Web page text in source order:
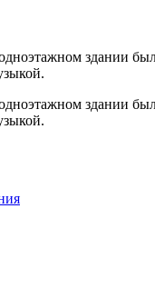
здании
здании